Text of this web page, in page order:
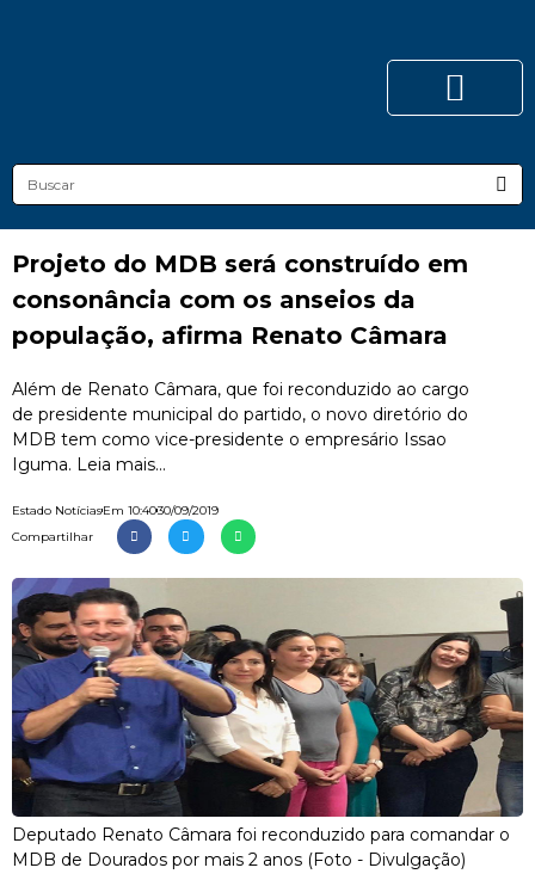
Projeto do MDB será construído em
consonância com os anseios da
população, afirma Renato Câmara
Além de Renato Câmara, que foi reconduzido ao cargo
de presidente municipal do partido, o novo diretório do
MDB tem como vice-presidente o empresário Issao
Iguma. Leia mais...
Estado NotíciasEm 10:4030/09/2019
Compartilhar
Deputado Renato Câmara foi reconduzido para comandar o
MDB de Dourados por mais 2 anos (Foto - Divulgação)